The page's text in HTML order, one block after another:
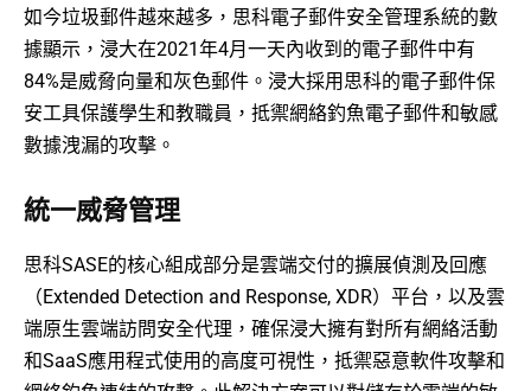
如今垃圾郵件越來越多，思科電子郵件安全管理系統的數
據顯示，浸大在2021年4月一天內收到的電子郵件中有
84%是威脅向量和灰色郵件。浸大採用思科的電子郵件保
安工具保護學生和教職員，抵禦網絡釣魚電子郵件和敏感
數據洩漏的攻擊。
統一威脅管理
思科SASE的核心組成部分是雲端交付的擴展偵測及回應
（Extended Detection and Response, XDR）平台，以及雲
端原生雲端訪問安全代理，確保浸大擁有對所有網絡活動
和SaaS應用程式使用的高度可視性，抵禦惡意軟件攻擊和